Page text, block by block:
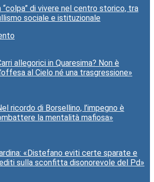
“colpa” di vivere nel centro storico, tra
sociale e istituzionale
allegorici in Quaresima? Non è
al Cielo né una trasgressione»
ricordo di Borsellino, l’impegno è
la mentalità mafiosa»
«Distefano eviti certe sparate e
sulla sconfitta disonorevole del Pd»